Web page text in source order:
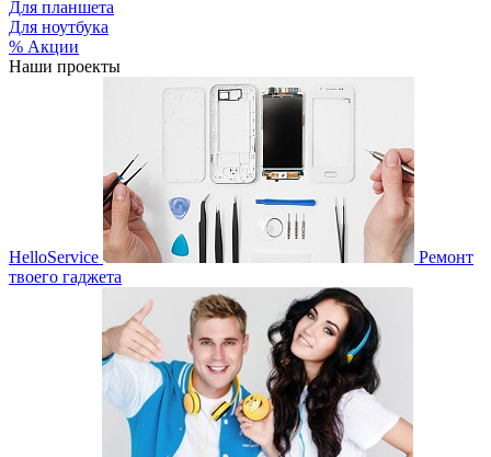
Для планшета
Для ноутбука
% Акции
Наши проекты
HelloService
Ремонт
твоего гаджета